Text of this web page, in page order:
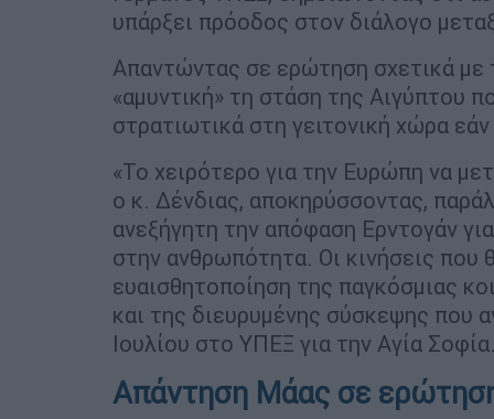
υπάρξει πρόοδος στον διάλογο
Απαντώντας σε ερώτηση σχετικά με
«αμυντική» τη στάση της Αιγύπτου
στρατιωτικά στη γειτονική χώρα
«Το χειρότερο για την Ευρώπη να
ο κ. Δένδιας, αποκηρύσσοντας,
ανεξήγητη την απόφαση Ερντογάν
στην ανθρωπότητα. Οι κινήσεις που
ευαισθητοποίηση της παγκόσμιας
και της διευρυμένης σύσκεψης που
Ιουλίου στο ΥΠΕΞ για την Αγία Σοφία.
Απάντηση Μάας σε